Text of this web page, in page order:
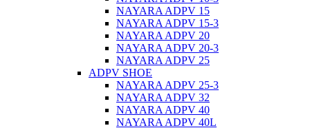
NAYARA ADPV 15
NAYARA ADPV 15-3
NAYARA ADPV 20
NAYARA ADPV 20-3
NAYARA ADPV 25
ADPV SHOE
NAYARA ADPV 25-3
NAYARA ADPV 32
NAYARA ADPV 40
NAYARA ADPV 40L